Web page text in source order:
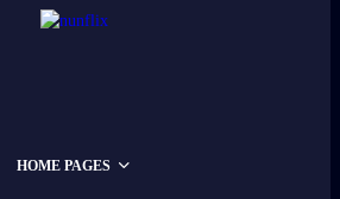
HOME PAGES